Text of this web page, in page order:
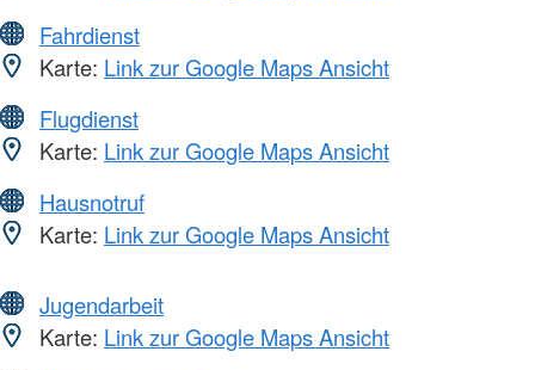
Fahrdienst
Karte: Link zur Google Maps Ansicht
Flugdienst
Karte: Link zur Google Maps Ansicht
Hausnotruf
Karte: Link zur Google Maps Ansicht
Jugendarbeit
Karte: Link zur Google Maps Ansicht